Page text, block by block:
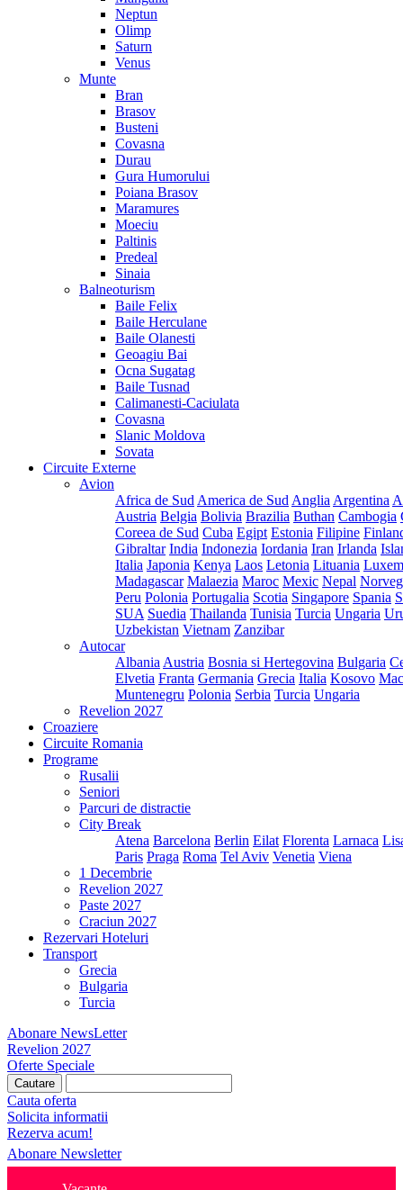
Neptun
Olimp
Saturn
Venus
Munte
Bran
Brasov
Busteni
Covasna
Durau
Gura Humorului
Poiana Brasov
Maramures
Moeciu
Paltinis
Predeal
Sinaia
Balneoturism
Baile Felix
Baile Herculane
Baile Olanesti
Geoagiu Bai
Ocna Sugatag
Baile Tusnad
Calimanesti-Caciulata
Covasna
Slanic Moldova
Sovata
Circuite Externe
Avion
Africa de Sud America de Sud Anglia Argentina
Austria Belgia Bolivia Brazilia Buthan Cambogia
Coreea de Sud Cuba Egipt Estonia Filipine
Gibraltar India Indonezia Iordania Iran Irlanda
Italia Japonia Kenya Laos Letonia Lituania
Madagascar Malaezia Maroc Mexic Nepal
Peru Polonia Portugalia Scotia Singapore Spania
SUA Suedia Thailanda Tunisia Turcia Ungaria
Uzbekistan Vietnam Zanzibar
Autocar
Albania Austria Bosnia si Hertegovina Bulgaria
Elvetia Franta Germania Grecia Italia Kosovo
Muntenegru Polonia Serbia Turcia Ungaria
Revelion 2027
Croaziere
Circuite Romania
Programe
Rusalii
Seniori
Parcuri de distractie
City Break
Atena Barcelona Berlin Eilat Florenta Larnaca
Paris Praga Roma Tel Aviv Venetia Viena
1 Decembrie
Revelion 2027
Paste 2027
Craciun 2027
Rezervari Hoteluri
Transport
Grecia
Bulgaria
Turcia
Abonare NewsLetter
Revelion 2027
Oferte Speciale
Cauta oferta
Solicita informatii
Rezerva acum!
Abonare Newsletter